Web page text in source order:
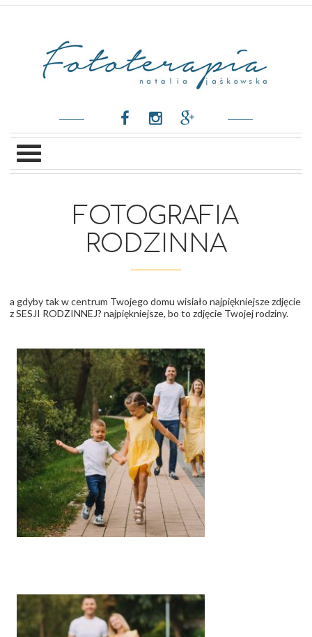
FOTOGRAFIA
RODZINNA
a gdyby tak w centrum Twojego domu wisiało najpiękniejsze zdjęcie
z SESJI RODZINNEJ? najpiękniejsze, bo to zdjęcie Twojej rodziny.